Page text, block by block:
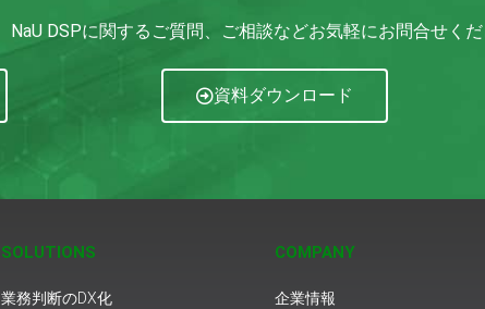
NaU DSPに関するご質問、ご相談などお気軽にお問合せくだ
資料ダウンロード
SOLUTIONS
業務判断のDX化
COMPANY
企業情報